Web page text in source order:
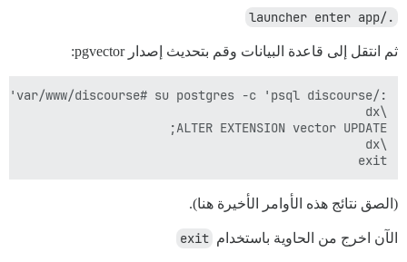
./launcher enter app
ثم انتقل إلى قاعدة البيانات وقم بتحديث إصدار pgvector:
exit
(الصق نتائج هذه الأوامر الأخيرة هنا).
الآن اخرج من الحاوية باستخدام exit